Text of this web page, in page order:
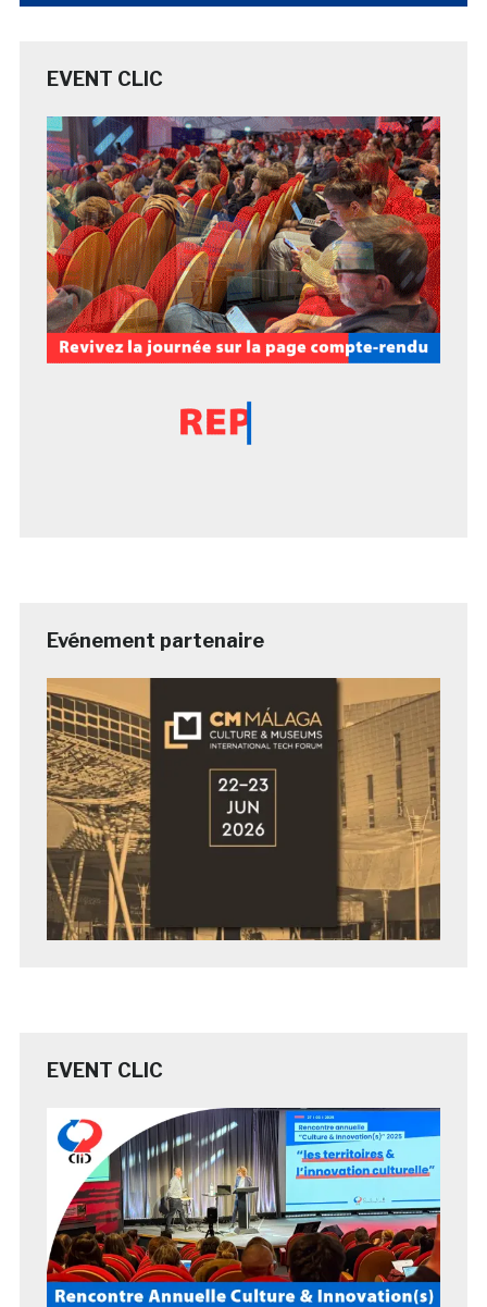
EVENT CLIC
Evénement partenaire
EVENT CLIC